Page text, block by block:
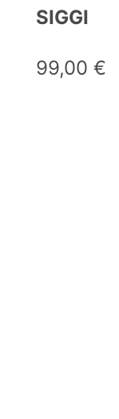
SIGGI
99,00 €